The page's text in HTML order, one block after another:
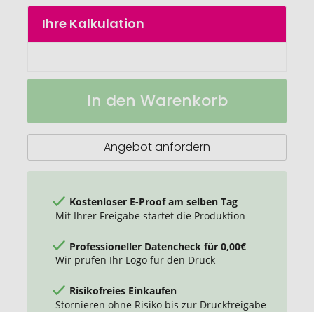
springen
Ihre Kalkulation
POLYCLEAN
Brillenputztuch
cm
Auf
In den Warenkorb
Angebot anfordern
Kostenloser E-Proof am selben Tag
Mit Ihrer Freigabe startet die Produktion
Professioneller Datencheck für 0,00€
Wir prüfen Ihr Logo für den Druck
Risikofreies Einkaufen
Stornieren ohne Risiko bis zur Druckfreigabe